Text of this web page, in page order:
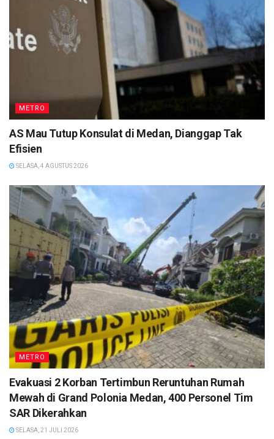
METRO
AS Mau Tutup Konsulat di Medan, Dianggap Tak
Efisien
SELASA, 4 AGUSTUS 2026
METRO
Evakuasi 2 Korban Tertimbun Reruntuhan Rumah
Mewah di Grand Polonia Medan, 400 Personel Tim
SAR Dikerahkan
SELASA, 21 JULI 2026